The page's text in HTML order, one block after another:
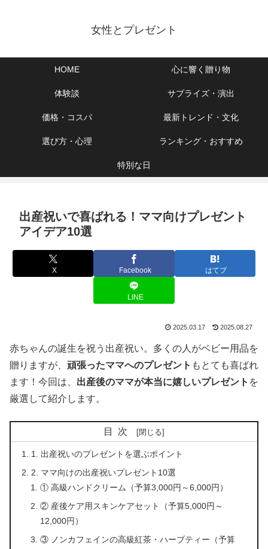
女性とプレゼント
HOME 心に響く贈り物
体験談 サプライズ・演出
価格・コスパ 最新トレンド・文化
選び方・心理 ランキング・おすすめ
特別な日
出産祝いで喜ばれる！ママ向けプレゼント
アイデア10選
X Facebook はてブ
LINE
2025.03.17 2025.08.27
赤ちゃんの誕生を祝う出産祝い。多くの人がベビー用品を
贈りますが、 頑張ったママへのプレゼント もとても喜ばれ
ます！今回は、 出産後のママが本当に嬉しいプレゼント を
厳選して紹介します。
目次
1. 出産祝いのプレゼントを選ぶポイント
2. ママ向けの出産祝いプレゼント10選
① 高級ハンドクリーム（予算3,000円～6,000円）
② 産後ケア用スキンケアセット（予算5,000円～
12,000円）
③ ノンカフェインの高級紅茶・ハーブティー（予算